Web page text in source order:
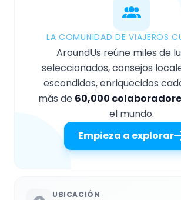
LA COMUNIDAD DE VIAJEROS
AroundUs reúne miles de
seleccionados, consejos
escondidas, enriquecidos
más de 60,000
el mundo.
Empieza a explorar
UBICACIÓN